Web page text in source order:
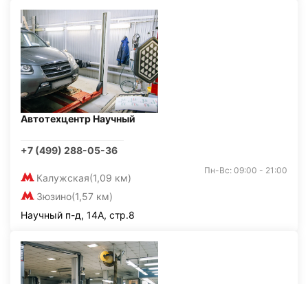
Автотехцентр Научный
+7 (499) 288-05-36
Калужская(1,09 км)
Зюзино(1,57 км)
Пн-Вс: 09:00 - 21:00
Научный п-д, 14А, стр.8